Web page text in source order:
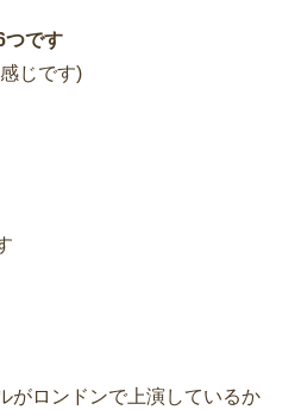
つです
じです)
がロンドンで上演しているか